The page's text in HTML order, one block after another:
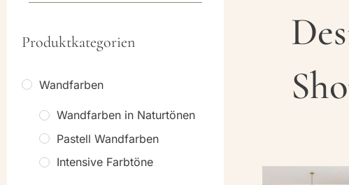
Produktkategorien
Wandfarben
Wandfarben in Naturtönen
Pastell Wandfarben
Intensive Farbtöne